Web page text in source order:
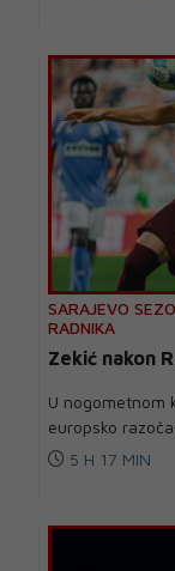
SARAJEVO
RADNIKA
Zekić nakon
U nogometnom
europsko
5 H 17 MIN